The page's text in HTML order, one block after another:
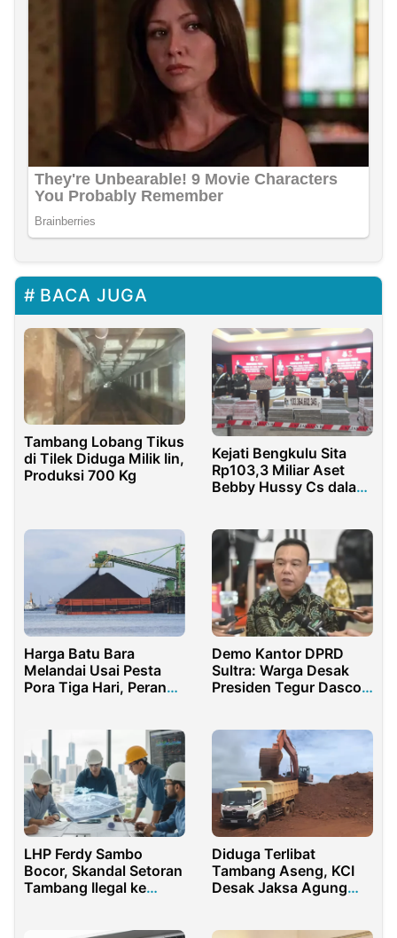
BACA JUGA
Tambang Lobang Tikus
di Tilek Diduga Milik Iin,
Produksi 700 Kg
Kejati Bengkulu Sita
Rp103,3 Miliar Aset
Bebby Hussy Cs dalam
Harga Batu Bara
Melandai Usai Pesta
Pora Tiga Hari, Perang
Demo Kantor DPRD
Sultra: Warga Desak
Presiden Tegur Dasco
LHP Ferdy Sambo
Bocor, Skandal Setoran
Tambang Ilegal ke
Diduga Terlibat
Tambang Aseng, KCI
Desak Jaksa Agung